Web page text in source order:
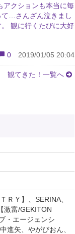
アクションも本当に毎
て…さんざん泣きまし
観に行くたびに大好
0 2019/01/05 20:04
観てきた！一覧へ
ＲＹ】、SERINA、
激富/GEKITON
・エージェンシ
進矢、やがびおん、